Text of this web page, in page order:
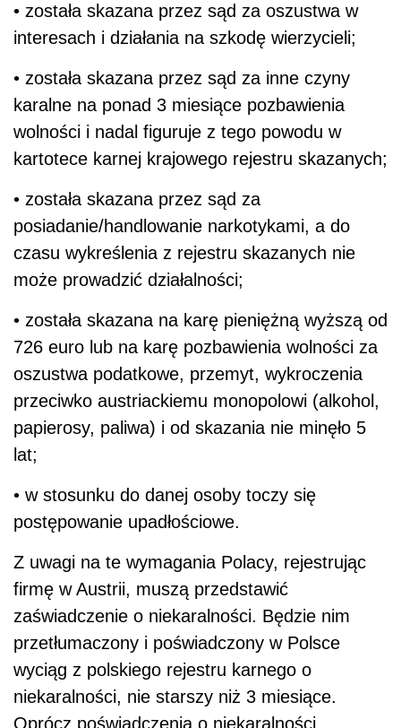
• została skazana przez sąd za oszustwa w
interesach i działania na szkodę wierzycieli;
• została skazana przez sąd za inne czyny
karalne na ponad 3 miesiące pozbawienia
wolności i nadal figuruje z tego powodu w
kartotece karnej krajowego rejestru skazanych;
• została skazana przez sąd za
posiadanie/handlowanie narkotykami, a do
czasu wykreślenia z rejestru skazanych nie
może prowadzić działalności;
• została skazana na karę pieniężną wyższą od
726 euro lub na karę pozbawienia wolności za
oszustwa podatkowe, przemyt, wykroczenia
przeciwko austriackiemu monopolowi (alkohol,
papierosy, paliwa) i od skazania nie minęło 5
lat;
• w stosunku do danej osoby toczy się
postępowanie upadłościowe.
Z uwagi na te wymagania Polacy, rejestrując
firmę w Austrii, muszą przedstawić
zaświadczenie o niekaralności. Będzie nim
przetłumaczony i poświadczony w Polsce
wyciąg z polskiego rejestru karnego o
niekaralności, nie starszy niż 3 miesiące.
Oprócz poświadczenia o niekaralności